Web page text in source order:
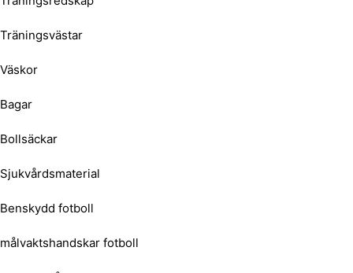
Träningsvästar
Väskor
Bagar
Bollsäckar
Sjukvårdsmaterial
Benskydd fotboll
målvaktshandskar fotboll